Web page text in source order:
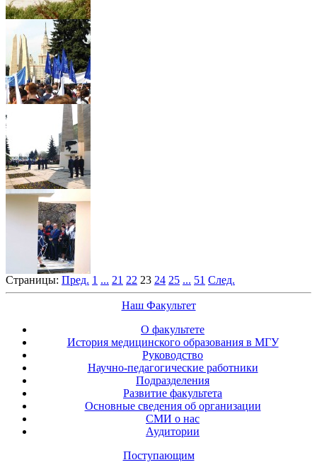
Страницы: Пред. 1 ... 21 22 23 24 25 ... 51 След.
Наш Факультет
О факультете
История медицинского образования в МГУ
Руководство
Научно-педагогические работники
Подразделения
Развитие факультета
Основные сведения об организации
СМИ о нас
Аудитории
Поступающим